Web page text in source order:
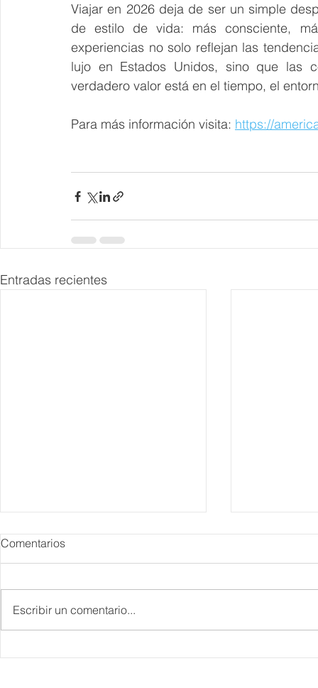
Viajar en 2026 deja de ser un simple
de estilo de vida: más consciente,
experiencias no solo reflejan las
lujo en Estados Unidos, sino que las
verdadero valor está en el tiempo, el
Para más información visita: https://
Entradas recientes
Comentarios
Escribir un comentario...